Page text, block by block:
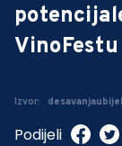
Izvor:
Podijeli